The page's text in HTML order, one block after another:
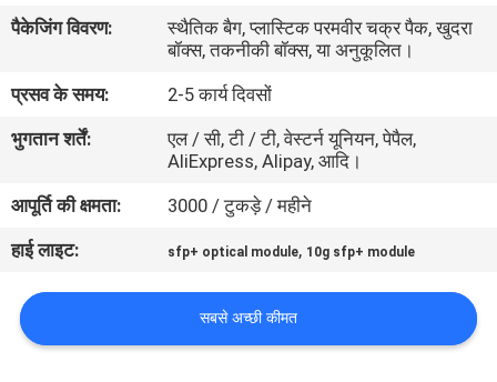
गुणवत्ता
नियंत्रण
हमसे
संपर्क
करें
समाचार
पैकेजिंग विवरण:
स्थैतिक बैग, प्लास्टिक परमवीर चक्र पैक, खुदरा
बॉक्स, तकनीकी बॉक्स, या अनुकूलित।
प्रसव के समय:
2-5 कार्य दिवसों
भुगतान शर्तें:
एल / सी, टी / टी, वेस्टर्न यूनियन, पेपैल,
AliExpress, Alipay, आदि।
आपूर्ति की क्षमता:
3000 / टुकड़े / महीने
हाई लाइट:
sfp+ optical module, 10g sfp+ module
सबसे अच्छी कीमत